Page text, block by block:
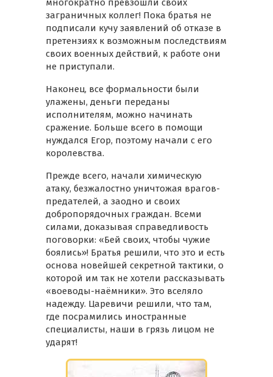
многократно превзошли своих
заграничных коллег! Пока братья не
подписали кучу заявлений об отказе в
претензиях к возможным последствиям
своих военных действий, к работе они
не приступали.
Наконец, все формальности были
улажены, деньги переданы
исполнителям, можно начинать
сражение. Больше всего в помощи
нуждался Егор, поэтому начали с его
королевства.
Прежде всего, начали химическую
атаку, безжалостно уничтожая врагов-
предателей, а заодно и своих
добропорядочных граждан. Всеми
силами, доказывая справедливость
поговорки: «Бей своих, чтобы чужие
боялись»! Братья решили, что это и есть
основа новейшей секретной тактики, о
которой им так не хотели рассказывать
«воеводы-наёмники». Это вселяло
надежду. Царевичи решили, что там,
где посрамились иностранные
специалисты, наши в грязь лицом не
ударят!